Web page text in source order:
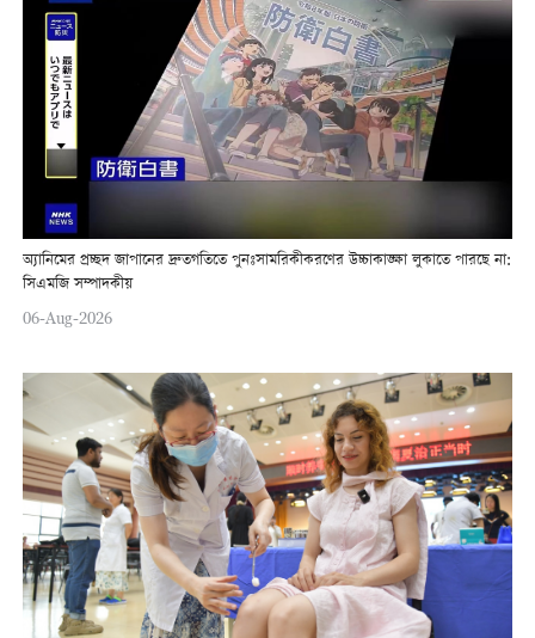
অ্যানিমের প্রচ্ছদ জাপানের দ্রুতগতিতে পুনঃসামরিকীকরণের উচ্চাকাঙ্ক্ষা লুকাতে পারছে না:
সিএমজি সম্পাদকীয়
06-Aug-2026